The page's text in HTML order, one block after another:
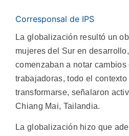
Corresponsal de IPS
La globalización resultó un
mujeres del Sur en
comenzaban a notar cambios
trabajadoras, todo el
transformarse, señalaron
Chiang Mai, Tailandia.
La globalización hizo que